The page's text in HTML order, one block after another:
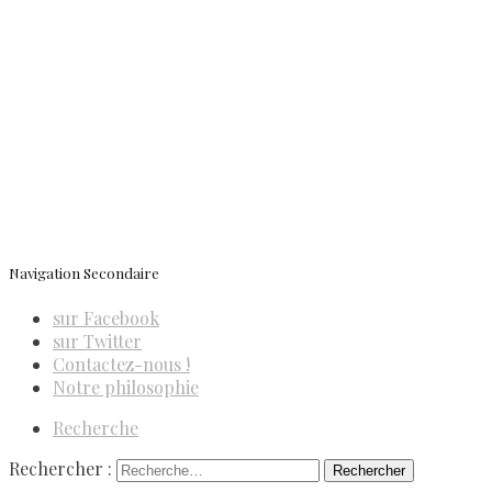
Navigation Secondaire
sur Facebook
sur Twitter
Contactez-nous !
Notre philosophie
Recherche
Rechercher :